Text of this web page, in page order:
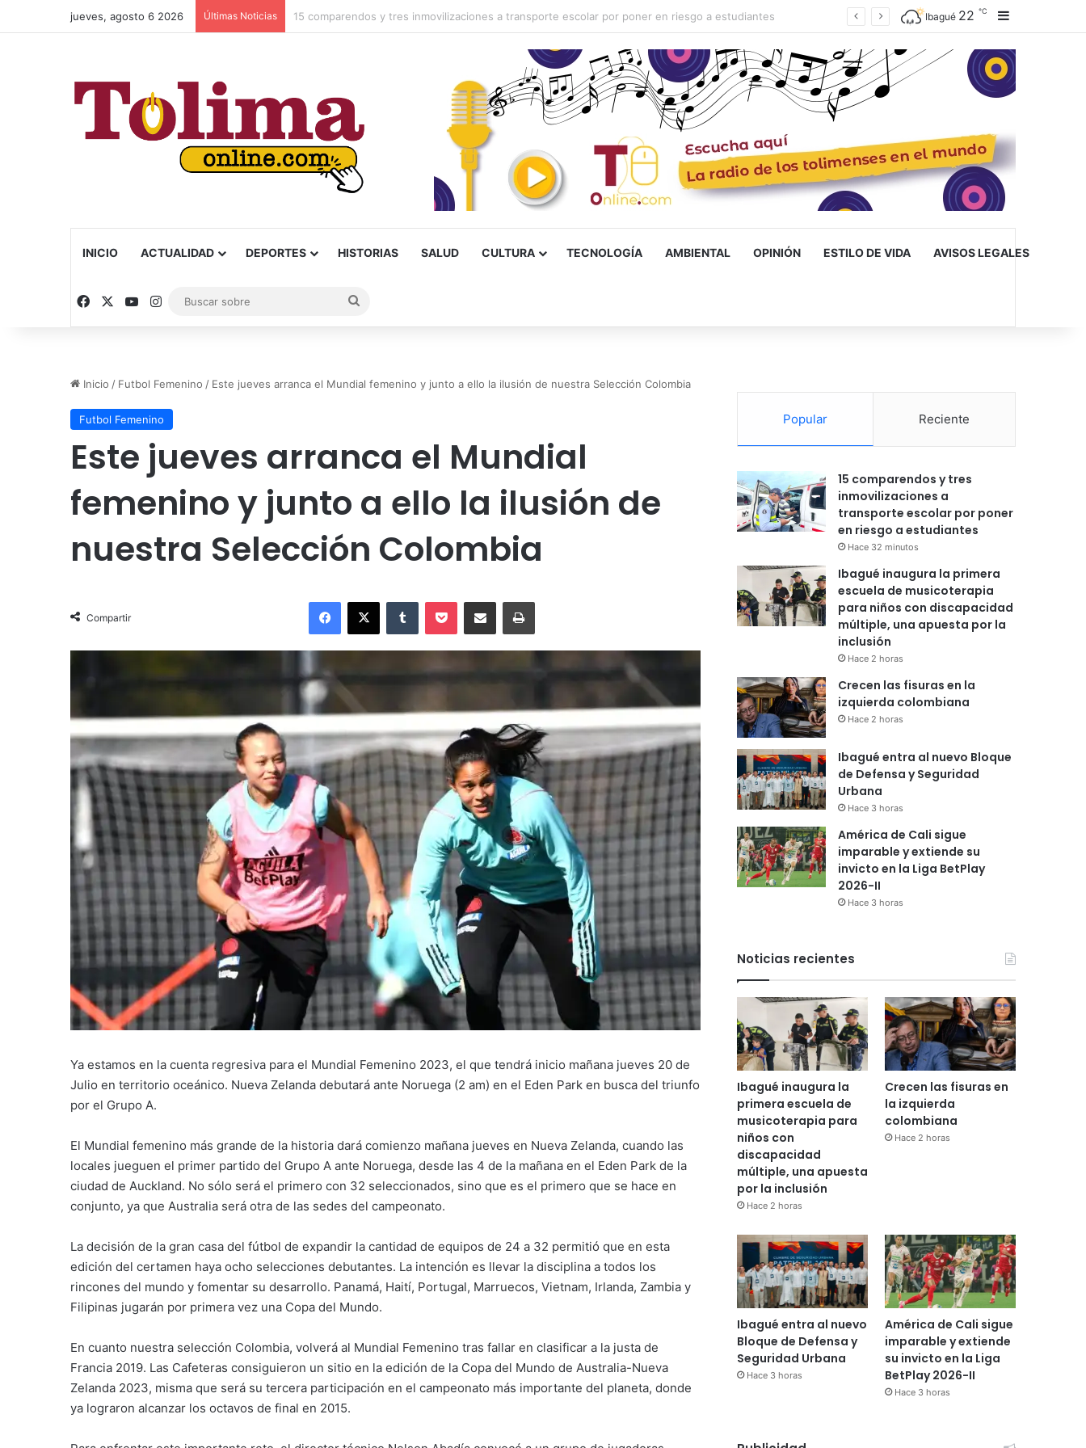
jueves, agosto 6 2026 Últimas Noticias Ibagué 22 ℃
INICIO ACTUALIDAD DEPORTES HISTORIAS SALUD CULTURA TECNOLOGÍA AMBIENTAL OPINIÓN ESTILO DE VIDA AVISOS LEGALES
Facebook YouTubeInstagram
sobre
Inicio / Futbol Femenino / Este jueves arranca el Mundial femenino y junto a ello la ilusión de nuestra Selección Colombia
Futbol Femenino
Este jueves arranca el Mundial
femenino y junto a ello la ilusión de
nuestra Selección Colombia
Compartir
Ya estamos en la cuenta regresiva para el Mundial Femenino 2023, el que tendrá inicio mañana jueves 20 de
Julio en territorio oceánico. Nueva Zelanda debutará ante Noruega (2 am) en el Eden Park en busca del triunfo
por el Grupo A.
El Mundial femenino más grande de la historia dará comienzo mañana jueves en Nueva Zelanda, cuando las
locales jueguen el primer partido del Grupo A ante Noruega, desde las 4 de la mañana en el Eden Park de la
ciudad de Auckland. No sólo será el primero con 32 seleccionados, sino que es el primero que se hace en
conjunto, ya que Australia será otra de las sedes del campeonato.
La decisión de la gran casa del fútbol de expandir la cantidad de equipos de 24 a 32 permitió que en esta
edición del certamen haya ocho selecciones debutantes. La intención es llevar la disciplina a todos los
rincones del mundo y fomentar su desarrollo. Panamá, Haití, Portugal, Marruecos, Vietnam, Irlanda, Zambia y
Filipinas jugarán por primera vez una Copa del Mundo.
En cuanto nuestra selección Colombia, volverá al Mundial Femenino tras fallar en clasificar a la justa de
Francia 2019. Las Cafeteras consiguieron un sitio en la edición de la Copa del Mundo de Australia-Nueva
Zelanda 2023, misma que será su tercera participación en el campeonato más importante del planeta, donde
ya lograron alcanzar los octavos de final en 2015.
Popular Reciente
15 comparendos y tres
inmovilizaciones a
transporte escolar por poner
en riesgo a estudiantes
Hace 32 minutos
Ibagué inaugura la primera
escuela de musicoterapia
para niños con discapacidad
múltiple, una apuesta por la
inclusión
Hace 2 horas
Crecen las fisuras en la
izquierda colombiana
Hace 2 horas
Ibagué entra al nuevo Bloque
de Defensa y Seguridad
Urbana
Hace 3 horas
América de Cali sigue
imparable y extiende su
invicto en la Liga BetPlay
2026-II
Hace 3 horas
Noticias recientes
Ibagué inaugura la
primera escuela de
musicoterapia para
niños con
discapacidad
múltiple, una apuesta
por la inclusión
Hace 2 horas
Crecen las fisuras en
la izquierda
colombiana
Hace 2 horas
Ibagué entra al nuevo
Bloque de Defensa y
Seguridad Urbana
Hace 3 horas
América de Cali sigue
imparable y extiende
su invicto en la Liga
BetPlay 2026-II
Hace 3 horas